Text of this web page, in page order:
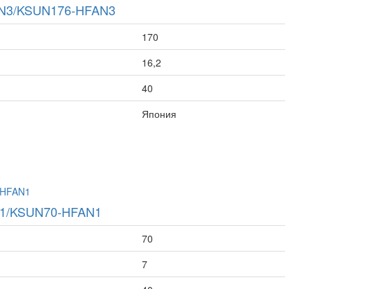
KSUN176-HFAN3
170
16,2
40
Япония
KSUN70-HFAN1
70
7